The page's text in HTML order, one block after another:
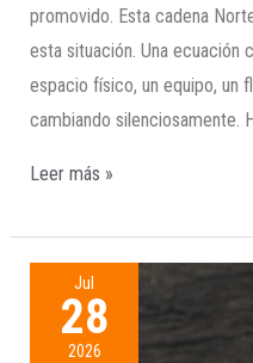
promovido. Esta cadena
esta situación. Una ecuación
espacio físico, un equipo, un
cambiando silenciosamente.
Leer más »
Jul
28
2026